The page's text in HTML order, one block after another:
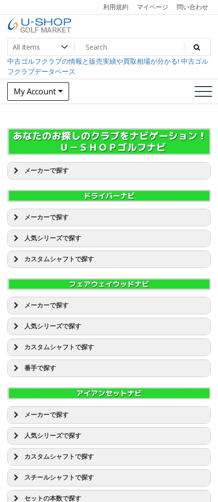
to
content
利用規約 マイページ 問い合わせ
U-SHOP Golf Market dev
中古ゴルフクラブ最大級！U-SHOPゴルフマーケット
中古ゴルフクラブの情報と販売実績や買取相場が分かる! 中古ゴル
フクラブデータベース
My Account
メーカーで探す
EDEL(イーデル) [1]
GTDゴルフプロダクト [4]
L.A.B. GOLF [2]
PXG [14]
RAZZLE DAZZLE(ラズルダズル) [1]
RODDIO(ロッディオ) [1]
RomaRo(ロマロ) [4]
TECH PLUS [1]
USアスリート [2]
WOSS [1]
Waoww [2]
Yes! [3]
advisor [1]
その他 [3]
三浦技研 [2]
イオンスポーツ [2]
エポンゴルフ(EPON) [3]
オデッセイ [30]
カムイ [3]
キャスコ [2]
キャロウェイ [129]
クリーブランド [17]
コブラ [10]
タイトリスト [52]
ダイワ(グローブライド) [2]
ダンロップ [169]
ツアーチャンプ [2]
テーラーメイド [103]
ナイキ [4]
ピン [22]
メーカーで探す
BALDO(バルド) [1]
PXG [1]
その他 [1]
キャロウェイ [46]
コブラ [4]
タイトリスト [13]
ダンロップ [53]
ツアーチャンプ [1]
テーラーメイド [48]
ナイキ [2]
ピン [6]
ブリヂストン [26]
プロギア [8]
ホンマ [7]
ムジーク(muziik) [1]
ヤマハ [16]
ヨネックス [2]
リョーマ(RYOMA) ゴルフ [2]
人気シリーズで探す
キャロウェイ EPIC
キャロウェイ ROGUE(ローグ）
キャロウェイ X2 HOT
タイトリスト 913
タイトリスト 915
タイトリスト 917
タイトリスト VG3
ダイワ(グローブライド） ONOFF
ダンロップ ゼクシオ(XXIO)
ダンロップ スリクソン(SRIXON)
テーラーメイド ロケットボールズ(ROCKET BALLZ)
テーラーメイド GLOIRE(グローレ)
テーラーメイド SLDR
ナイキ VAPOR(ヴェイパー)
ピン G30
ピン G400
ピン G410
ブリヂストン JGR
ブリヂストン TOUR B
ブリヂストン PHYZ(ファイズ)
ブリヂストン ツアーステージ Xドライブ
ブリヂストン ツアーステージ VIQ
プロギア egg
カスタムシャフトで探す
Crime of Angel(クライムオブエンジェル)
ワクチンコンポ
Lanakira Kanaloa
REVE
TRPX(トリプルX)
UST マミヤ ATTAS
UST マミヤ DAAAS
UST マミヤ AUGA
ツアーAD BB
ツアーAD DI
ツアーAD DJ
ツアーAD GP
ツアーAD GT
ツアーAD IZ
ツアーAD MJ
ツアーAD MT
ツアーAD PT
ツアーAD TP
ツアーAD VR
ツアーAD XC
ツアーAD HD
メーカーで探す
BALDO(バルド) [1]
GTDゴルフプロダクト [1]
TECH PLUS [1]
USアスリート [2]
Waoww [1]
キャロウェイ [28]
タイトリスト [5]
ダンロップ [63]
ツアーチャンプ [1]
テーラーメイド [18]
ナイキ [1]
ピン [2]
ブリヂストン [25]
プロギア [3]
ホンマ [10]
マジェスティゴルフ(マルマン) [2]
マスターズ [1]
人気シリーズで探す
キャロウェイ EPIC
キャロウェイ ROGUE(ローグ）
キャロウェイ X HOT
キャロウェイ X2 HOT
タイトリスト 915
タイトリスト 917
タイトリスト VG3
ダイワ(グローブライド） ONOFF
ダンロップ ゼクシオ(XXIO)
ダンロップ スリクソン(SRIXON)
テーラーメイド ロケットボールズ(ROCKET BALLZ)
テーラーメイド GLOIRE(グローレ)
テーラーメイド Mシリーズ
テーラーメイド SLDR
ナイキ VAPOR(ヴェイパー)
カスタムシャフトで探す
Basileus(バシレウス)
Crime of Angel(クライムオブエンジェル)
Lanakira Kanaloa
REVE
TRPX(トリプルX)
UST マミヤ ATTAS
UST マミヤ DAAAS
UST マミヤ AUGA
ツアーAD BB
ツアーAD DI
ツアーAD DJ
ツアーAD EV
ツアーAD GP
番手で探す
4W
5W
7W
9W
11W
メーカーで探す
BALDO(バルド) [2]
EDEL(イーデル) [1]
GTDゴルフプロダクト [3]
PXG [11]
RODDIO(ロッディオ) [1]
RomaRo(ロマロ) [3]
advisor [1]
三浦技研 [1]
人気シリーズで探す
キャロウェイ EPIC
キャロウェイ ROGUE(ローグ）
キャロウェイ X HOT
キャロウェイ X2 HOT
キャロウェイ APEX
カスタムシャフトで探す
UST マミヤ ATTAS
スピーダー
ツアーAD
スチールシャフトで探す
D/G
セットの本数で探す